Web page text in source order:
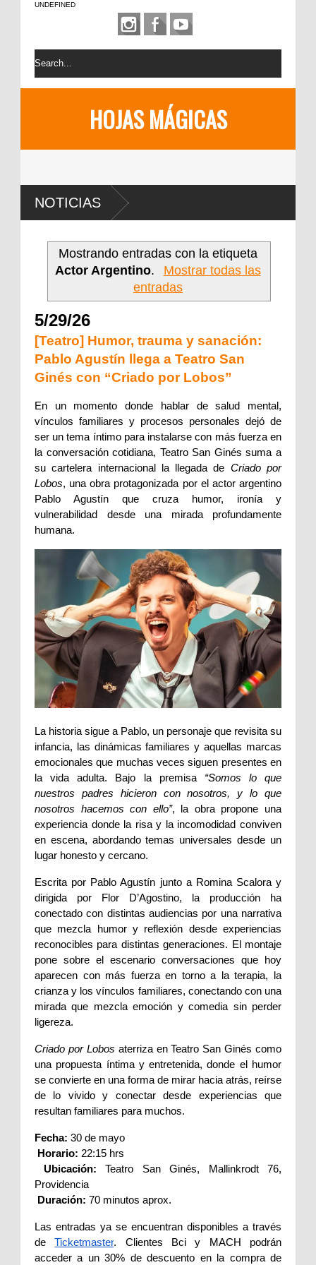
UNDEFINED
HOJAS MÁGICAS
NOTICIAS
Mostrando entradas con la etiqueta
Actor Argentino.
Mostrar todas las
entradas
5/29/26
[Teatro] Humor, trauma y sanación:
Pablo Agustín llega a Teatro San
Ginés con “Criado por Lobos”
En un momento donde hablar de salud mental,
vínculos familiares y procesos personales dejó de
ser un tema íntimo para instalarse con más fuerza en
la conversación cotidiana, Teatro San Ginés suma a
su cartelera internacional la llegada de Criado por
Lobos, una obra protagonizada por el actor argentino
Pablo Agustín que cruza humor, ironía y
vulnerabilidad desde una mirada profundamente
humana.
La historia sigue a Pablo, un personaje que revisita su
infancia, las dinámicas familiares y aquellas marcas
emocionales que muchas veces siguen presentes en
la vida adulta. Bajo la premisa “Somos lo que
nuestros padres hicieron con nosotros, y lo que
nosotros hacemos con ello”, la obra propone una
experiencia donde la risa y la incomodidad conviven
en escena, abordando temas universales desde un
lugar honesto y cercano.
Escrita por Pablo Agustín junto a Romina Scalora y
dirigida por Flor D’Agostino, la producción ha
conectado con distintas audiencias por una narrativa
que mezcla humor y reflexión desde experiencias
reconocibles para distintas generaciones. El montaje
pone sobre el escenario conversaciones que hoy
aparecen con más fuerza en torno a la terapia, la
crianza y los vínculos familiares, conectando con una
mirada que mezcla emoción y comedia sin perder
ligereza.
Criado por Lobos aterriza en Teatro San Ginés como
una propuesta íntima y entretenida, donde el humor
se convierte en una forma de mirar hacia atrás, reírse
de lo vivido y conectar desde experiencias que
resultan familiares para muchos.
Fecha: 30 de mayo
Horario: 22:15 hrs
Ubicación: Teatro San Ginés, Mallinkrodt 76,
Providencia
Duración: 70 minutos aprox.
Las entradas ya se encuentran disponibles a través
de Ticketmaster. Clientes Bci y MACH podrán
acceder a un 30% de descuento en la compra de